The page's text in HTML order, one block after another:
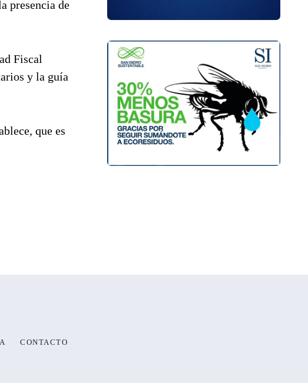
presencia de
Fiscal
y la guía
que es
CONTACTO